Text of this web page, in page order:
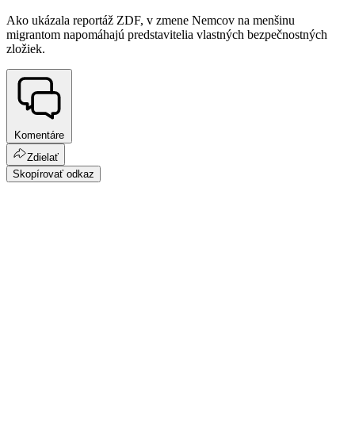
Ako ukázala reportáž ZDF, v zmene Nemcov na menšinu
migrantom napomáhajú predstavitelia vlastných bezpečnostných
zložiek.
Komentáre
Zdielať
Skopírovať odkaz